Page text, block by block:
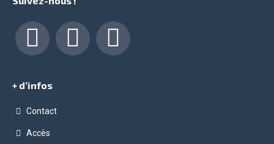
Facebook LinkedIn Instagram
+ d’infos
Contact
Accès